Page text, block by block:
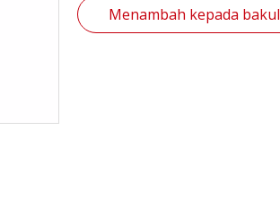
Menambah kepada bakul